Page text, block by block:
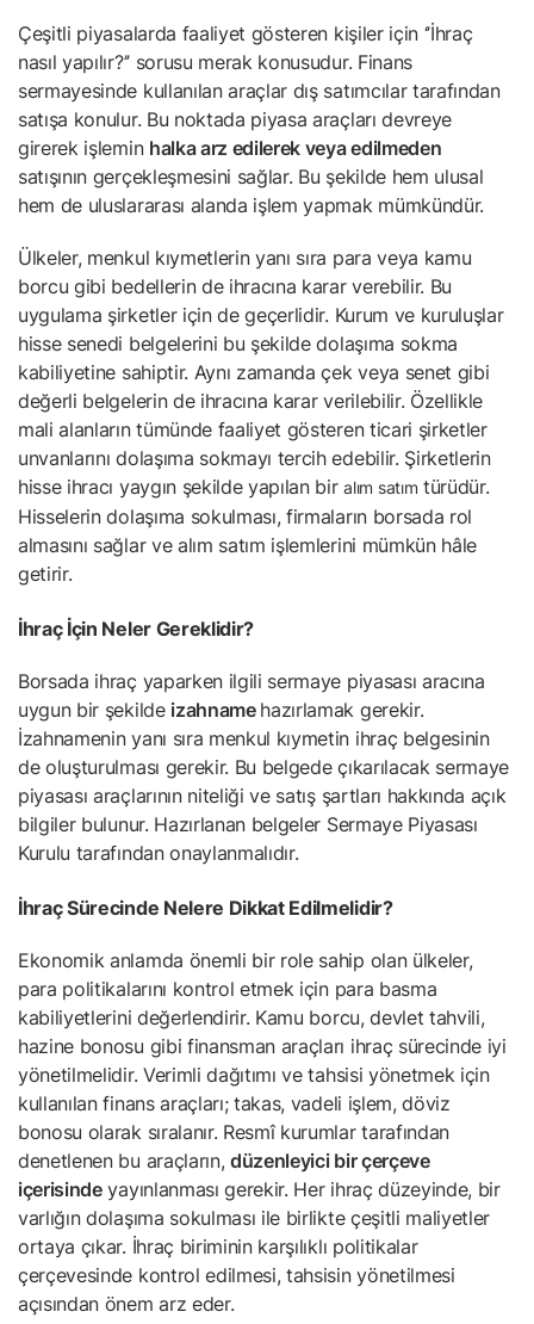
Çeşitli piyasalarda faaliyet gösteren kişiler için ‘’İhraç
nasıl yapılır?’’ sorusu merak konusudur. Finans
sermayesinde kullanılan araçlar dış satımcılar tarafından
satışa konulur. Bu noktada piyasa araçları devreye
girerek işlemin halka arz edilerek veya edilmeden
satışının gerçekleşmesini sağlar. Bu şekilde hem ulusal
hem de uluslararası alanda işlem yapmak mümkündür.
Ülkeler, menkul kıymetlerin yanı sıra para veya kamu
borcu gibi bedellerin de ihracına karar verebilir. Bu
uygulama şirketler için de geçerlidir. Kurum ve kuruluşlar
hisse senedi belgelerini bu şekilde dolaşıma sokma
kabiliyetine sahiptir. Aynı zamanda çek veya senet gibi
değerli belgelerin de ihracına karar verilebilir. Özellikle
mali alanların tümünde faaliyet gösteren ticari şirketler
unvanlarını dolaşıma sokmayı tercih edebilir. Şirketlerin
hisse ihracı yaygın şekilde yapılan biralım satım türüdür.
Hisselerin dolaşıma sokulması, firmaların borsada rol
almasını sağlar ve alım satım işlemlerini mümkün hâle
getirir.
İhraç İçin Neler Gereklidir?
Borsada ihraç yaparken ilgili sermaye piyasası aracına
uygun bir şekilde izahname hazırlamak gerekir.
İzahnamenin yanı sıra menkul kıymetin ihraç belgesinin
de oluşturulması gerekir. Bu belgede çıkarılacak sermaye
piyasası araçlarının niteliği ve satış şartları hakkında açık
bilgiler bulunur. Hazırlanan belgeler Sermaye Piyasası
Kurulu tarafından onaylanmalıdır.
İhraç Sürecinde Nelere Dikkat Edilmelidir?
Ekonomik anlamda önemli bir role sahip olan ülkeler,
para politikalarını kontrol etmek için para basma
kabiliyetlerini değerlendirir. Kamu borcu, devlet tahvili,
hazine bonosu gibi finansman araçları ihraç sürecinde iyi
yönetilmelidir. Verimli dağıtımı ve tahsisi yönetmek için
kullanılan finans araçları; takas, vadeli işlem, döviz
bonosu olarak sıralanır. Resmî kurumlar tarafından
denetlenen bu araçların, düzenleyici bir çerçeve
içerisindeyayınlanması gerekir. Her ihraç düzeyinde, bir
varlığın dolaşıma sokulması ile birlikte çeşitli maliyetler
ortaya çıkar. İhraç biriminin karşılıklı politikalar
çerçevesinde kontrol edilmesi, tahsisin yönetilmesi
açısından önem arz eder.